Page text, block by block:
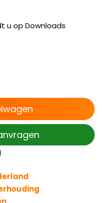
u op Downloads